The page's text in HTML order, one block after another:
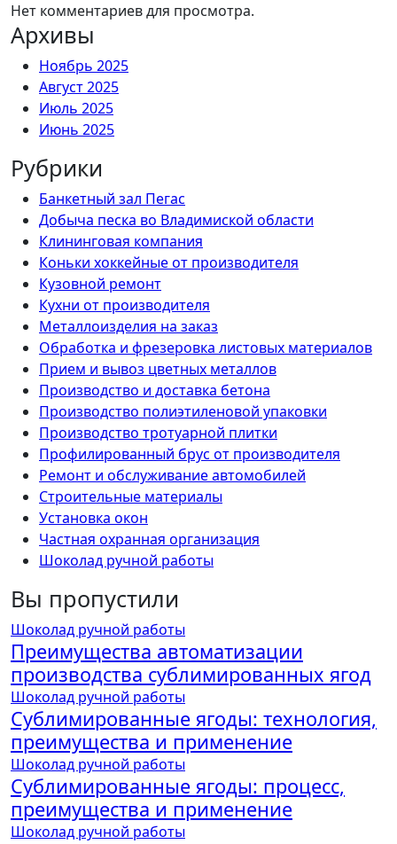
Нет комментариев для просмотра.
Архивы
Ноябрь 2025
Август 2025
Июль 2025
Июнь 2025
Рубрики
Банкетный зал Пегас
Добыча песка во Владимиской области
Клининговая компания
Коньки хоккейные от производителя
Кузовной ремонт
Кухни от производителя
Металлоизделия на заказ
Обработка и фрезеровка листовых материалов
Прием и вывоз цветных металлов
Производство и доставка бетона
Производство полиэтиленовой упаковки
Производство тротуарной плитки
Профилированный брус от производителя
Ремонт и обслуживание автомобилей
Строительные материалы
Установка окон
Частная охранная организация
Шоколад ручной работы
Вы пропустили
Шоколад ручной работы
Преимущества автоматизации
производства сублимированных ягод
Шоколад ручной работы
Сублимированные ягоды: технология,
преимущества и применение
Шоколад ручной работы
Сублимированные ягоды: процесс,
преимущества и применение
Шоколад ручной работы